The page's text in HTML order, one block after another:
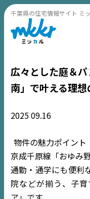
千葉県の住宅情報サイト ミ
広々とした庭＆
南」で叶える理
202509.16
物件の魅力ポイント
京成千原線「おゆみ
通勤・通学にも便利
院などが揃う、子